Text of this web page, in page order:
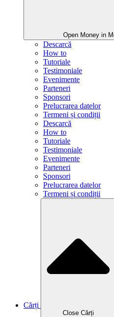
Open Money in
Descarcă
How to
Tutoriale
Testimoniale
Evenimente
Parteneri
Sponsori
Prelucrarea datelor
Termeni și condiții
Descarcă
How to
Tutoriale
Testimoniale
Evenimente
Parteneri
Sponsori
Prelucrarea datelor
Termeni și condiții
Cărți
Close Cărți